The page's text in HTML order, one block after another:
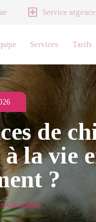
local_hospital Service
Services Tarifs
de
la vie
?
Garnodier